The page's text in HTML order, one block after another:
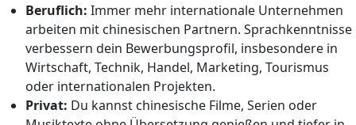
Beruflich: Immer mehr internationale Unternehmen
arbeiten mit chinesischen Partnern. Sprachkenntnisse
verbessern dein Bewerbungsprofil, insbesondere in
Wirtschaft, Technik, Handel, Marketing, Tourismus
oder internationalen Projekten.
Privat: Du kannst chinesische Filme, Serien oder